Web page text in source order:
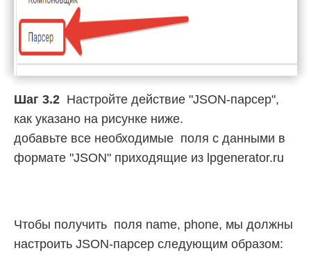
Шаг 3.2 Настройте действие "JSON-парсер",
как указано на рисунке ниже.
добавьте все необходимые поля с данными в
формате "JSON" приходящие из lpgenerator.ru
Чтобы получить поля name, phone, мы должны
настроить JSON-парсер следующим образом: